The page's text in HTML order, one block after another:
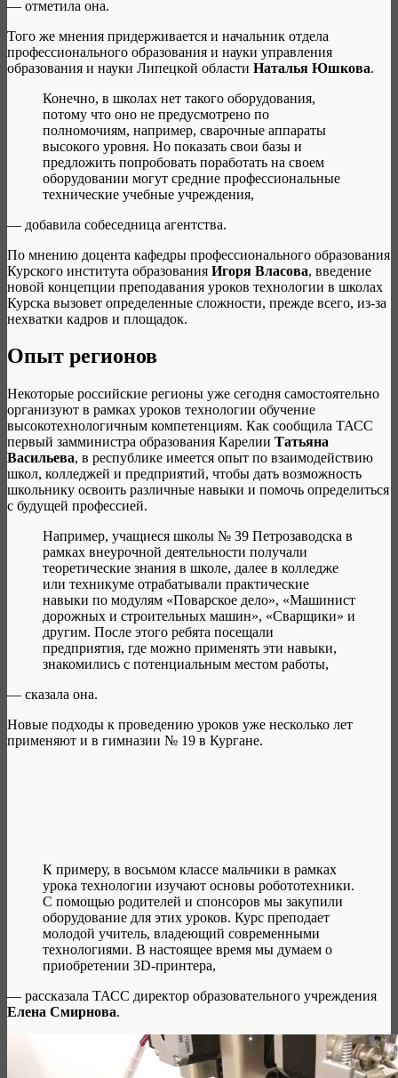
— отметила она.
Того же мнения придерживается и начальник отдела
профессионального образования и науки управления
образования и науки Липецкой области Наталья Юшкова.
Конечно, в школах нет такого оборудования,
потому что оно не предусмотрено по
полномочиям, например, сварочные аппараты
высокого уровня. Но показать свои базы и
предложить попробовать поработать на своем
оборудовании могут средние профессиональные
технические учебные учреждения,
— добавила собеседница агентства.
По мнению доцента кафедры профессионального образования
Курского института образования Игоря Власова, введение
новой концепции преподавания уроков технологии в школах
Курска вызовет определенные сложности, прежде всего, из-за
нехватки кадров и площадок.
Опыт регионов
Некоторые российские регионы уже сегодня самостоятельно
организуют в рамках уроков технологии обучение
высокотехнологичным компетенциям. Как сообщила ТАСС
первый замминистра образования Карелии Татьяна
Васильева, в республике имеется опыт по взаимодействию
школ, колледжей и предприятий, чтобы дать возможность
школьнику освоить различные навыки и помочь определиться
с будущей профессией.
Например, учащиеся школы № 39 Петрозаводска в
рамках внеурочной деятельности получали
теоретические знания в школе, далее в колледже
или техникуме отрабатывали практические
навыки по модулям «Поварское дело», «Машинист
дорожных и строительных машин», «Сварщики» и
другим. После этого ребята посещали
предприятия, где можно применять эти навыки,
знакомились с потенциальным местом работы,
— сказала она.
Новые подходы к проведению уроков уже несколько лет
применяют и в гимназии № 19 в Кургане.
К примеру, в восьмом классе мальчики в рамках
урока технологии изучают основы робототехники.
С помощью родителей и спонсоров мы закупили
оборудование для этих уроков. Курс преподает
молодой учитель, владеющий современными
технологиями. В настоящее время мы думаем о
приобретении 3D-принтера,
— рассказала ТАСС директор образовательного учреждения
Елена Смирнова.